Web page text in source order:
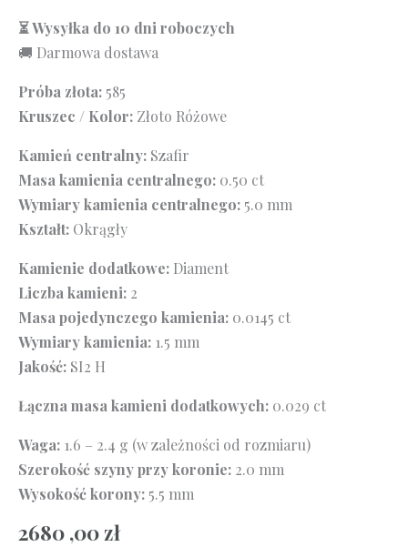
⏳ Wysyłka do 10 dni roboczych
🚚 Darmowa dostawa
Próba złota: 585
Kruszec / Kolor: Złoto Różowe
Kamień centralny: Szafir
Masa kamienia centralnego: 0.50 ct
Wymiary kamienia centralnego: 5.0 mm
Kształt: Okrągły
Kamienie dodatkowe: Diament
Liczba kamieni: 2
Masa pojedynczego kamienia: 0.0145 ct
Wymiary kamienia: 1.5 mm
Jakość: SI2 H
Łączna masa kamieni dodatkowych: 0.029 ct
Waga: 1.6 – 2.4 g (w zależności od rozmiaru)
Szerokość szyny przy koronie: 2.0 mm
Wysokość korony: 5.5 mm
2680 ,00 zł